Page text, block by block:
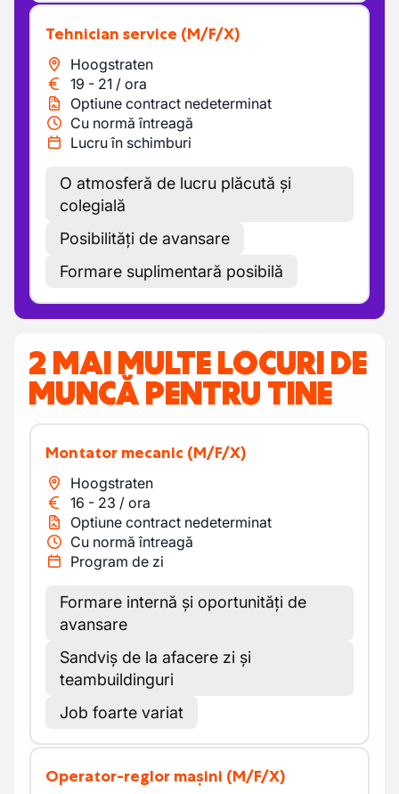
Tehnician service (M/F/X)
Hoogstraten
19 - 21 / ora
Optiune contract nedeterminat
Cu normă întreagă
Lucru în schimburi
O atmosferă de lucru plăcută și
colegială
Posibilități de avansare
Formare suplimentară posibilă
2 MAI MULTE LOCURI DE
MUNCĂ PENTRU TINE
Montator mecanic (M/F/X)
Hoogstraten
16 - 23 / ora
Optiune contract nedeterminat
Cu normă întreagă
Program de zi
Formare internă și oportunități de
avansare
Sandviș de la afacere zi și
teambuildinguri
Job foarte variat
Operator-reglor mașini (M/F/X)